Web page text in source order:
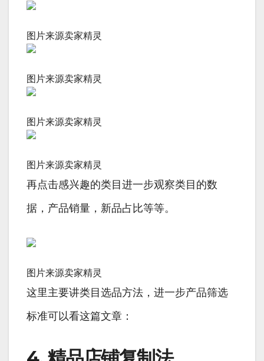
图片来源卖家精灵
图片来源卖家精灵
图片来源卖家精灵
图片来源卖家精灵
再点击感兴趣的类目进一步观察类目的数
据，产品销量，新品占比等等。
图片来源卖家精灵
这里主要讲类目选品方法，进一步产品筛选
标准可以看这篇文章：